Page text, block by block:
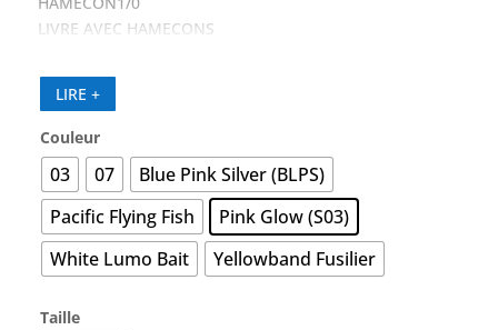
LIVRE AVEC HAMECONS
LIRE +
Couleur
03 07
Blue Pink Silver (BLPS)
Pacific Flying Fish
Pink Glow (S03)
White Lumo Bait
Yellowband Fusilier
Taille